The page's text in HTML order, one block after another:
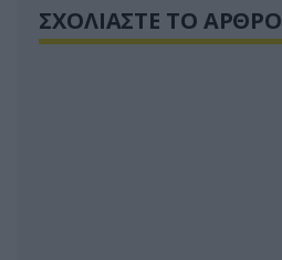
ΣΧΟΛΙΑΣΤΕ ΤΟ ΑΡΘΡΟ